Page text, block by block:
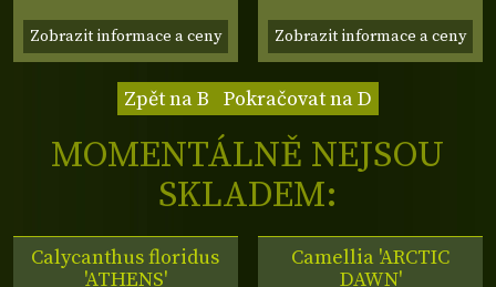
Zobrazit informace a ceny Zobrazit informace a ceny
Zpět na B Pokračovat na D
MOMENTÁLNĚ NEJSOU
SKLADEM:
Calycanthus floridus
'ATHENS'
Camellia 'ARCTIC
DAWN'